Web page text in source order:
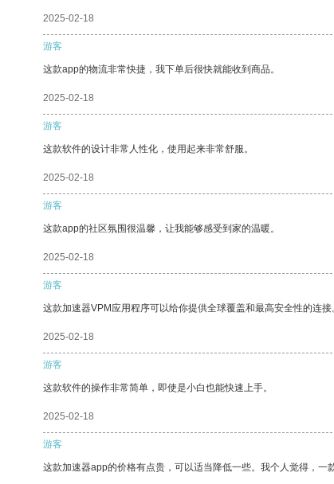
2025-02-18
游客
这款app的物流非常快捷，我下单后很快就能收到商品。
2025-02-18
游客
这款软件的设计非常人性化，使用起来非常舒服。
2025-02-18
游客
这款app的社区氛围很温馨，让我能够感受到家的温暖。
2025-02-18
游客
这款加速器VPM应用程序可以给你提供全球覆盖和最高安全性的连接
2025-02-18
游客
这款软件的操作非常简单，即使是小白也能快速上手。
2025-02-18
游客
这款加速器app的价格有点贵，可以适当降低一些。我个人觉得，一